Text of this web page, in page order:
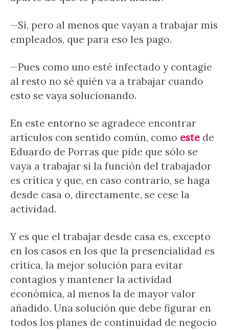
—Sí, pero al menos que vayan a trabajar mis
empleados, que para eso les pago.
—Pues como uno esté infectado y contagie
al resto no sé quién va a trabajar cuando
esto se vaya solucionando.
En este entorno se agradece encontrar
artículos con sentido común, como este de
Eduardo de Porras que pide que sólo se
vaya a trabajar si la función del trabajador
es crítica y que, en caso contrario, se haga
desde casa o, directamente, se cese la
actividad.
Y es que el trabajar desde casa es, excepto
en los casos en los que la presencialidad es
crítica, la mejor solución para evitar
contagios y mantener la actividad
económica, al menos la de mayor valor
añadido. Una solución que debe figurar en
todos los planes de continuidad de negocio